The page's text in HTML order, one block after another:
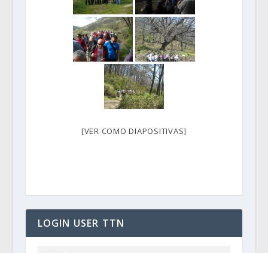
[VER COMO DIAPOSITIVAS]
LOGIN USER TTN